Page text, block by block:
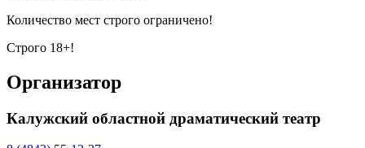
Количество мест строго ограничено!
Строго 18+!
Организатор
Калужский областной драматический театр